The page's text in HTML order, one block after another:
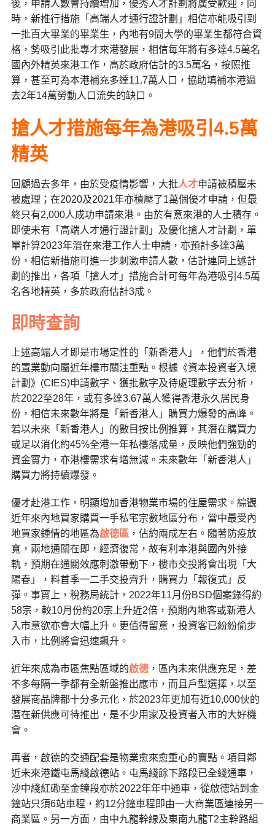
後，申請人數會持續增加，優秀人才計劃將廣受歡迎，同
時，新推行措施「高端人才通行證計劃」相信亦能吸引到
一批百大畢業的畢業生，內地有9間大學的畢業生都符合資
格，勢吸引此批專才來港發展，相信每年將有多達4.5萬名
國內外精英來港工作，高於政府估計的3.5萬名，按照推
算，甚至可為本港補充多達11.7萬人口，協助填補本港過
去2年14萬勞動人口流失的缺口。
搶人才措施每年為港吸引4.5萬
精英
回顧過去多年，由於受疫情影響，大批人才申請被積壓未
被處理；在2020及2021年亦積壓了1萬個優才申請，但最
終只有2,000人成功申請來港。由於有意來港的人士積存。
即使未有「高端人才通行證計劃」及優化搶人才計劃，單
單計算2023年潛在來港工作人士申請，亦預計多達3萬
份，相信新措施可進一步刺激申請人數，估計連同上述計
劃的推出，各項「搶人才」措施合計可每年為港吸引4.5萬
名各地精英，多於政府估計3成。
即時查詢
上述高端人才即是市場定性的「新香港人」，他們於香港
的置業動向屬近年樓市關注重點。根據《資本投資者入境
計劃》(CIES)申請數字、獲批數字及待處理數字去分析，
於2022至28年，或有多達3.67萬人獲得香港永久居民身
份，相信未來數年將是「新香港人」購買力爆發的高峰。
若以未來「新香港人」的數目按比例推算，其潛在購買力
或足以消化約45%全港一年私樓落成量，反映他們強勁的
資金實力，亦港樓需求有增無減。未來數年「新香港人」
購買力將持續爆發。
優才赴港工作，明顯增加香港物業市場的住屋需求。綜觀
近年來內地買家購買一手私宅宗數地區分布，當中最受內
地買家鍾情的地區為啟德區 ，佔約兩成左右。隨著防疫放
寬，兩地通關在即，經濟復常，故有利本港與國內外接
軌，預期在通關效應刺激帶動下，樓市交投將會出現「大
陽春」，料首季一二手交投齊升，購買力「報復式」反
彈。事實上，稅務局統計，2022年11月份BSD個案錄得約
58宗，較10月份約20宗上升近2倍，預期內地客或新港人
入市意欲亦會大幅上升。更值得留意，投資客已紛紛偷步
入市，比例將會迅速飆升。
近年來成為市區焦點區域的啟德，區內未來供應充足，差
不多每隔一季都有全新盤推出應市，而且戶型選擇，以至
發展商品牌都十分多元化，於2023年更加有近10,000伙的
潛在新供應可待推出，是不少用家及投資者入市的大好機
會。
再者，啟德的交通配套是物業愈來愈重心的賣點。項目鄰
近未來港鐵屯馬綫啟德站。屯馬綫餘下路段已全綫通車，
沙中綫紅磡至金鐘段亦於2022年年中通車，從啟德站到金
鐘站只須6站車程，約12分鐘車程即由一大商業區連接另一
商業區。另一方面，由中九龍幹線及東南九龍T2主幹路組